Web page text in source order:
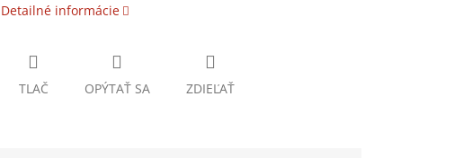
Detailné informácie
TLAČ OPÝTAŤ SA ZDIEĽAŤ